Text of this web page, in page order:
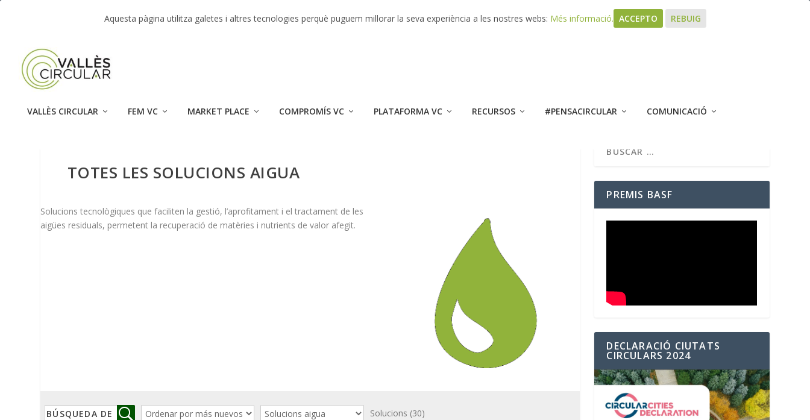
TENDENCIAS: Market Place – Jornada Vallès Circular 2017
VALLÈS CIRCULAR FEM VC MARKET PLACE COMPROMÍS VC PLATAFORMA VC RECURSOS #PENSACIRCULAR COMUNICACIÓ
TOTES LES SOLUCIONS AIGUA
Solucions tecnològiques que faciliten la gestió, l’aprofitament i el tractament de les
aigües residuals, permetent la recuperació de matèries i nutrients de valor afegit.
Solucions (30)
PREMIS BASF
DECLARACIÓ CIUTATS
CIRCULARS 2024
Aquesta pàgina utilitza galetes i altres tecnologies perquè puguem millorar la seva experiència a les nostres webs: Més informació. ACCEPTO REBUIG